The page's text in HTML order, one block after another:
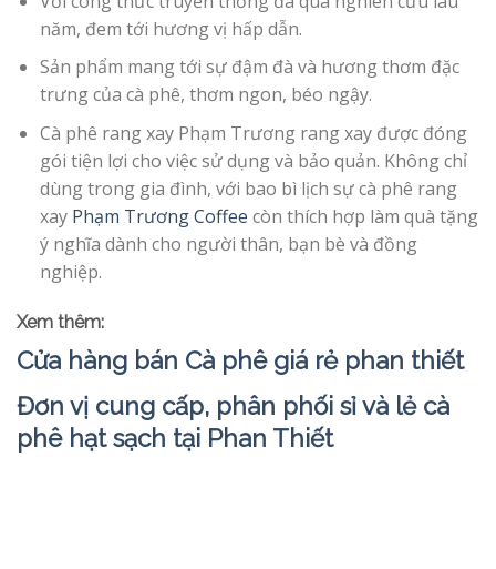
năm, đem tới hương vị hấp dẫn.
Sản phẩm mang tới sự đậm đà và hương thơm đặc
trưng của cà phê, thơm ngon, béo ngậy.
Cà phê rang xay Phạm Trương rang xay được đóng
gói tiện lợi cho việc sử dụng và bảo quản. Không chỉ
dùng trong gia đình, với bao bì lịch sự cà phê rang
xay Phạm Trương Coffee còn thích hợp làm quà tặng
ý nghĩa dành cho người thân, bạn bè và đồng
nghiệp.
Xem thêm:
Cửa hàng bán Cà phê giá rẻ phan thiết
Đơn vị cung cấp, phân phối sỉ và lẻ cà
phê hạt sạch tại Phan Thiết